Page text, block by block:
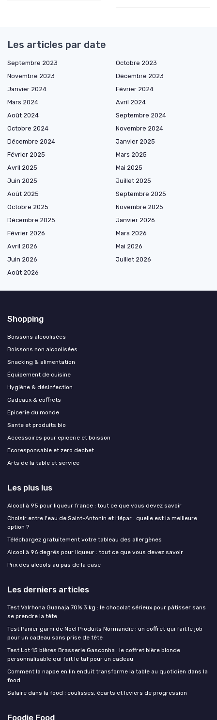
Les articles par date
Septembre 2023
Octobre 2023
Novembre 2023
Décembre 2023
Janvier 2024
Février 2024
Mars 2024
Avril 2024
Août 2024
Septembre 2024
Octobre 2024
Novembre 2024
Décembre 2024
Janvier 2025
Février 2025
Mars 2025
Avril 2025
Mai 2025
Juin 2025
Juillet 2025
Août 2025
Septembre 2025
Octobre 2025
Novembre 2025
Décembre 2025
Janvier 2026
Février 2026
Mars 2026
Avril 2026
Mai 2026
Juin 2026
Juillet 2026
Août 2026
Shopping
Boissons alcoolisées
Boissons non alcoolisées
Snacking & alimentation
Équipement de cuisine
Hygiène & désinfection
Cadeaux & coffrets
Epicerie du monde
Sante et produits bio
Accessoires pour epicerie et boisson
Ecoresponsable et zero dechet
Arts de la table et service
Les plus lus
Alcool à 95 pour liqueur france : tout ce que vous devez savoir
Choisir entre l'eau de Saint-Antonin et Hépar : quelle est la meilleure
option ?
Téléchargez gratuitement votre tableau des allergènes
Alcool à 96 degrés pour liqueur : tout ce que vous devez savoir
Prix des alcools au pas de la case
Les derniers articles
Test Valrhona Guanaja 70% 3 kg : le chocolat sérieux pour pâtisser sans
se prendre la tête
Test Panier garni de Noël Produits Normandie : un coffret qui fait le job
pour un cadeau sans prise de tête
Test Lot 15 bières Brasserie Gasconha : le coffret bière blonde
personnalisable qui fait le taf pour un cadeau
Comment la nappe en lin enduit transforme la table au quotidien dans la
food
Salaire dans la food : coulisses, écarts et leviers de progression
Foodie Food